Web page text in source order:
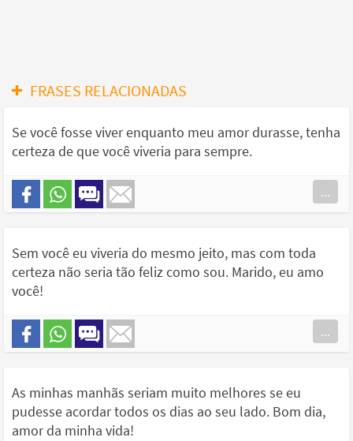
FRASES RELACIONADAS
Se você fosse viver enquanto meu amor durasse, tenha
certeza de que você viveria para sempre.
...
Sem você eu viveria do mesmo jeito, mas com toda
certeza não seria tão feliz como sou. Marido, eu amo
você!
...
As minhas manhãs seriam muito melhores se eu
pudesse acordar todos os dias ao seu lado. Bom dia,
amor da minha vida!